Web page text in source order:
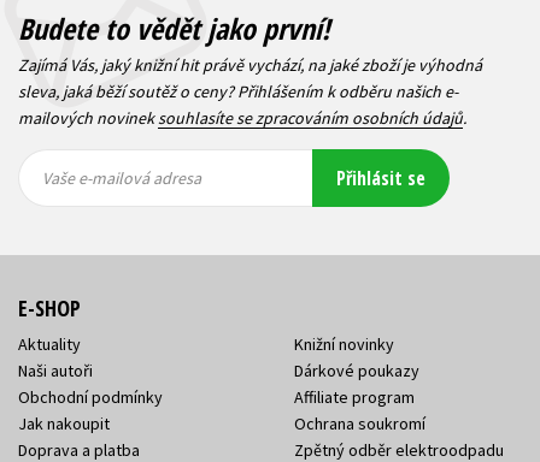
Budete to vědět jako první!
Zajímá Vás, jaký knižní hit právě vychází, na jaké zboží je výhodná
sleva, jaká běží soutěž o ceny? Přihlášením k odběru našich e-
mailových novineksouhlasíte se zpracováním osobních údajů.
mailová
mailová
Vaše e-mailová adresa Přihlásit se
E-SHOP
Aktuality
Naši autoři
Obchodní podmínky
Jak nakoupit
Doprava a platba
Knižní novinky
Dárkové poukazy
Affiliate program
Ochrana soukromí
Zpětný odběr elektroodpadu